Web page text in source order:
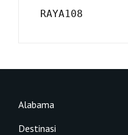
RAYA108
Alabama
Destinasi